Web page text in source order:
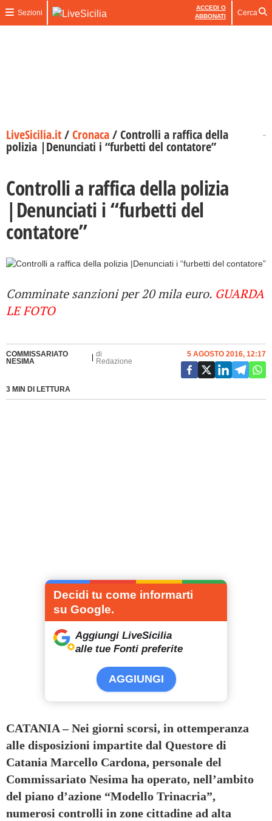
Sezioni
ACCEDI O
ABBONATI
Cerca
LiveSicilia.it/Cronaca/Controlli a raffica della
polizia |Denunciati i “furbetti del contatore”
Controlli a raffica della polizia
|Denunciati i “furbetti del
contatore”
Comminate sanzioni per 20 mila euro. GUARDA
LE FOTO
COMMISSARIATO
NESIMA
di
Redazione
3 MIN DI LETTURA
5 AGOSTO 2016, 12:17
Decidi tu come informarti
su Google.
Aggiungi LiveSicilia
alle tue Fonti preferite
AGGIUNGI
CATANIA – Nei giorni scorsi, in ottemperanza
alle disposizioni impartite dal Questore di
Catania Marcello Cardona, personale del
Commissariato Nesima ha operato, nell’ambito
del piano d’azione “Modello Trinacria”,
numerosi controlli in zone cittadine ad alta